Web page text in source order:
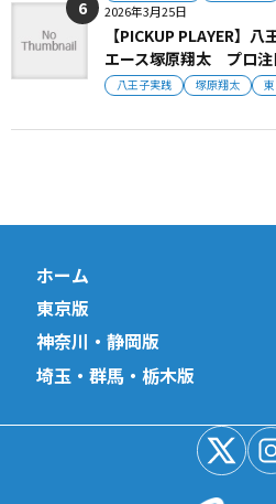
2026年3月25日
【PICKUP PLAYER】
エース塚原翔太 プロ注
八王子実践 塚原翔太
ホーム
東京版
神奈川・静岡版
埼玉・群馬・栃木版